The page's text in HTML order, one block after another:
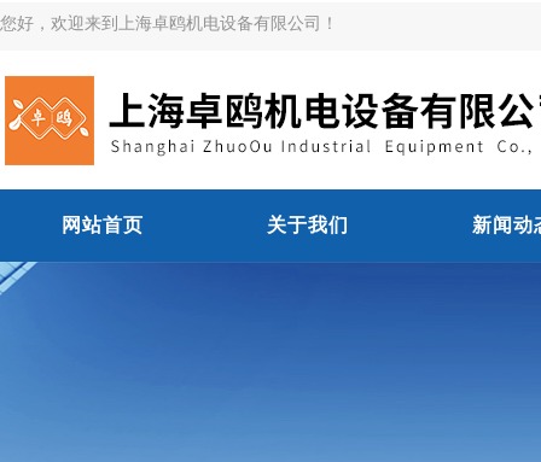
您好，欢迎来到上海卓鸥机电设备有限公司！
网站首页 关于我们 新闻动